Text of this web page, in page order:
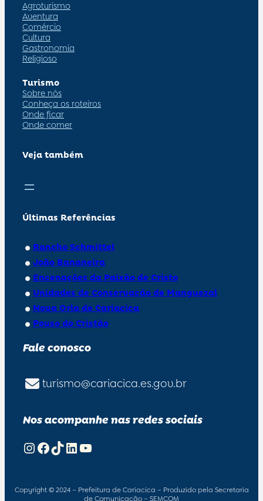
Agroturismo
Aventura
Comércio
Cultura
Gastronomia
Religioso
Turismo
Sobre nós
Conheça os roteiros
Onde ficar
Onde comer
Veja também
Últimas Referências
Rancho Schmittel
João Bananeira
Encenações da Paixão de Cristo
Unidades de Conservação de Manguezal
Nova Orla de Cariacica
Pouso do Cristão
Fale conosco
turismo@cariacica.es.gov.br
Nos acompanhe nas redes sociais
InstagramFacebook TikTok LinkedIn Youtube
Copyright © 2024 – Prefeitura de Cariacica – Produzido pela Secretaria
de Comunicação – SEMCOM